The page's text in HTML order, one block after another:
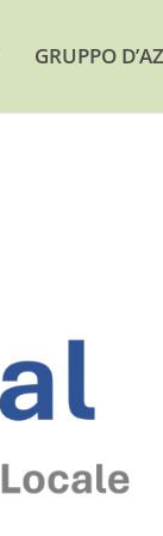
GRUPPO